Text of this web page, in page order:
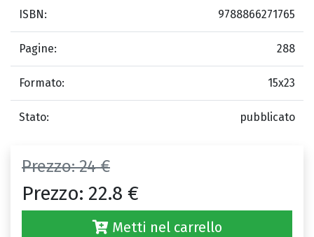
ISBN: 9788866271765
Pagine: 288
Formato: 15x23
Stato: pubblicato
Prezzo:24 €
Prezzo: 22.8 €
Metti nel carrello